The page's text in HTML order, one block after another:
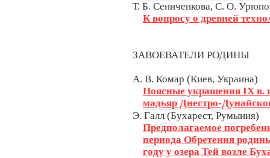
Т. Б. Сениченкова, С. О.
К вопросу о древней
ЗАВОЕВАТЕЛИ РОДИНЫ
А. В. Комар (Киев, Украина)
Поясные украшения IX в.
мадьяр Днестро-
Э. Галл (Бухарест, Румыния)
Предполагаемое
периода Обретения
году у озера Тей возле